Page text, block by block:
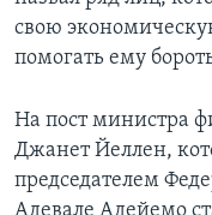
свою
помогать ему
На пост министра
Джанет Йеллен,
председателем